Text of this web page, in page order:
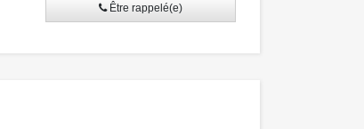
Être rappelé(e)